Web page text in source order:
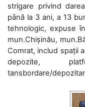
strigare privind
până la 3 ani, a 13
tehnologic, expuse
mun.Chișinău,
Comrat, includ spații
depozite,
tansbordare/